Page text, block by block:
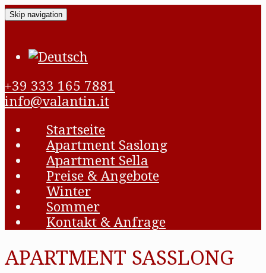
Skip navigation
+39 333 165 7881
info@valantin.it
Startseite
Apartment Saslong
Apartment Sella
Preise & Angebote
Winter
Sommer
Kontakt & Anfrage
APARTMENT SASSLONG